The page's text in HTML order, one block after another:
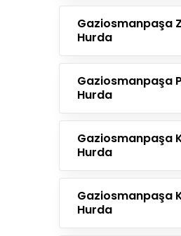
Gaziosmanpaşa
Hurda
Gaziosmanpaşa
Hurda
Gaziosmanpaşa
Hurda
Gaziosmanpaşa
Hurda